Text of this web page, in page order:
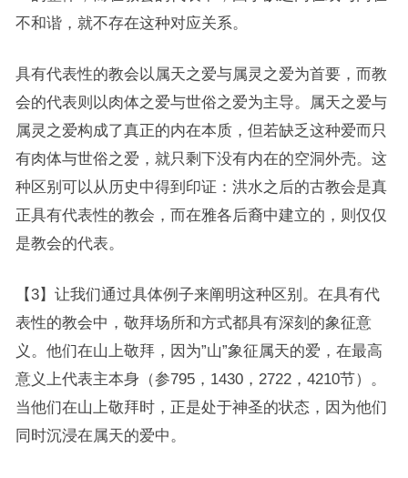
不和谐，就不存在这种对应关系。
具有代表性的教会以属天之爱与属灵之爱为首要，而教
会的代表则以肉体之爱与世俗之爱为主导。属天之爱与
属灵之爱构成了真正的内在本质，但若缺乏这种爱而只
有肉体与世俗之爱，就只剩下没有内在的空洞外壳。这
种区别可以从历史中得到印证：洪水之后的古教会是真
正具有代表性的教会，而在雅各后裔中建立的，则仅仅
是教会的代表。
【3】让我们通过具体例子来阐明这种区别。在具有代
表性的教会中，敬拜场所和方式都具有深刻的象征意
义。他们在山上敬拜，因为”山”象征属天的爱，在最高
意义上代表主本身（参795，1430，2722，4210节）。
当他们在山上敬拜时，正是处于神圣的状态，因为他们
同时沉浸在属天的爱中。